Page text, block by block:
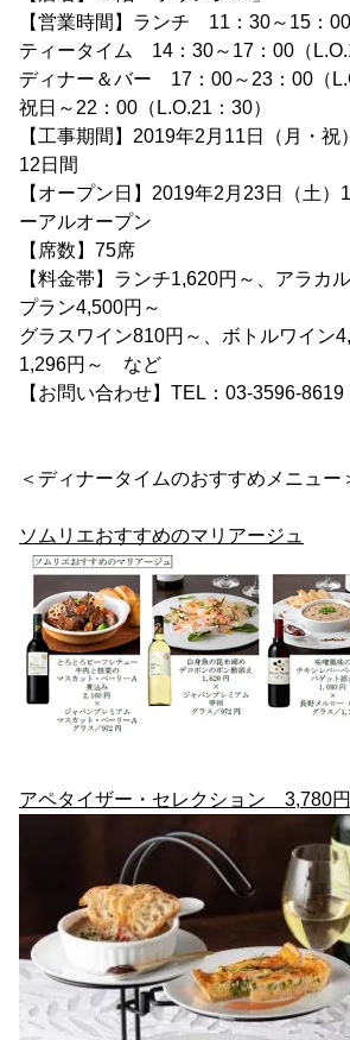
【営業時間】ランチ 11：30～15：00
ティータイム 14：30～17：00（
ディナー＆バー 17：00～23：00（
祝日～22：00（L.O.21：30）
【工事期間】2019年2月11日（月・
12日間
【オープン日】2019年2月23日（土
ーアルオープン
【席数】75席
【料金帯】ランチ1,620円～、アラカ
プラン4,500円～
グラスワイン810円～、ボトルワイン
1,296円～ など
【お問い合わせ】TEL：03-3596-8619
＜ディナータイムのおすすめメニュー
ソムリエおすすめのマリアージュ
アペタイザー・セレクション 3,780円